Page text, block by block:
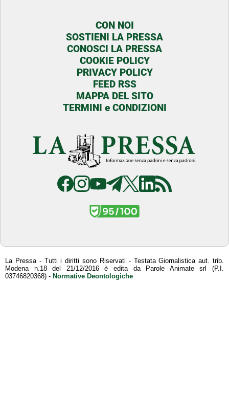
CON NOI
SOSTIENI LA PRESSA
CONOSCI LA PRESSA
COOKIE POLICY
PRIVACY POLICY
FEED RSS
MAPPA DEL SITO
TERMINI e CONDIZIONI
La Pressa - Tutti i diritti sono Riservati - Testata Giornalistica aut. trib.
Modena n.18 del 21/12/2016 è edita da Parole Animate srl (P.I.
03746820368) - Normative Deontologiche